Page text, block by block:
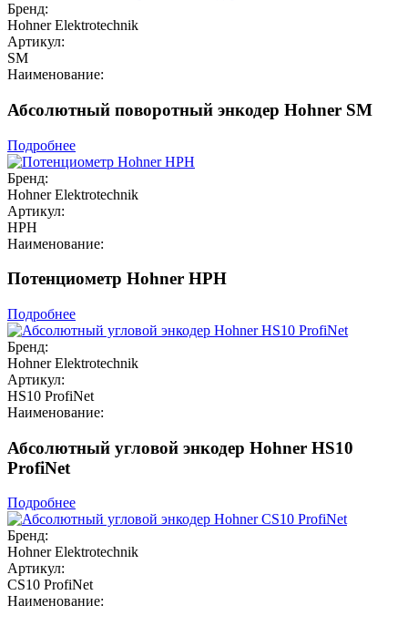
Бренд:
Hohner Elektrotechnik
Артикул:
SM
Наименование:
Абсолютный поворотный энкодер Hohner SM
Подробнее
Бренд:
Hohner Elektrotechnik
Артикул:
HPH
Наименование:
Потенциометр Hohner HPH
Подробнее
Бренд:
Hohner Elektrotechnik
Артикул:
HS10 ProfiNet
Наименование:
Абсолютный угловой энкодер Hohner HS10
ProfiNet
Подробнее
Бренд:
Hohner Elektrotechnik
Артикул:
CS10 ProfiNet
Наименование: